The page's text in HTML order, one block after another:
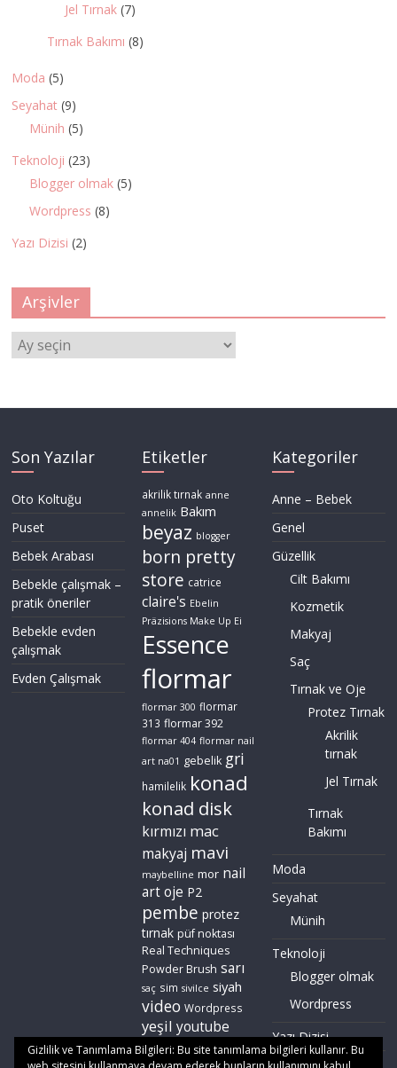
Jel Tırnak (7)
Tırnak Bakımı (8)
Moda (5)
Seyahat (9)
Münih (5)
Teknoloji (23)
Blogger olmak (5)
Wordpress (8)
Yazı Dizisi (2)
Arşivler
Arşivler
Son Yazılar
Oto Koltuğu
Puset
Bebek Arabası
Bebekle çalışmak –
pratik öneriler
Bebekle evden
çalışmak
Evden Çalışmak
Etiketler
akrilik tırnak anne
annelik Bakım
beyaz blogger
born pretty
store catrice
claire's Ebelin
Präzisions Make Up Ei
Essence
flormar
flormar 300 flormar
313 flormar 392
flormar 404 flormar nail
art na01 gebelik gri
hamilelik konad
konad disk
kırmızı mac
makyaj mavi
maybelline mor nail
artoje P2
pembe protez
tırnak püf noktası
Real Techniques
Powder Brush sarı
saç sim sivilce siyah
video Wordpress
yeşil youtube
zoeva
Kategoriler
Anne – Bebek
Genel
Güzellik
Cilt Bakımı
Kozmetik
Makyaj
Saç
Tırnak ve Oje
Protez Tırnak
Akrilik
tırnak
Jel Tırnak
Tırnak
Bakımı
Moda
Seyahat
Münih
Teknoloji
Blogger olmak
Wordpress
Yazı Dizisi
Gizlilik ve Tanımlama Bilgileri: Bu site tanımlama bilgileri kullanır. Bu